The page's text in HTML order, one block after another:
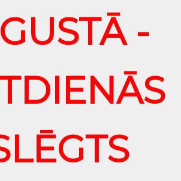
-